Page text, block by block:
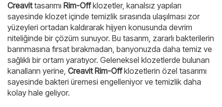
Creavittasarımı Rim-Offklozetler, kanalsız yapıları
sayesinde klozet içinde temizlik sırasında ulaşılması zor
yüzeyleri ortadan kaldırarak hijyen konusunda devrim
niteliğinde bir çözüm sunuyor. Bu tasarım, zararlı bakterilerin
barınmasına fırsat bırakmadan, banyonuzda daha temiz ve
sağlıklı bir ortam yaratıyor. Geleneksel klozetlerde bulunan
kanalların yerine, Creavit Rim-Offklozetlerin özel tasarımı
sayesinde bakteri üremesi engelleniyor ve temizlik daha
kolay hale geliyor.